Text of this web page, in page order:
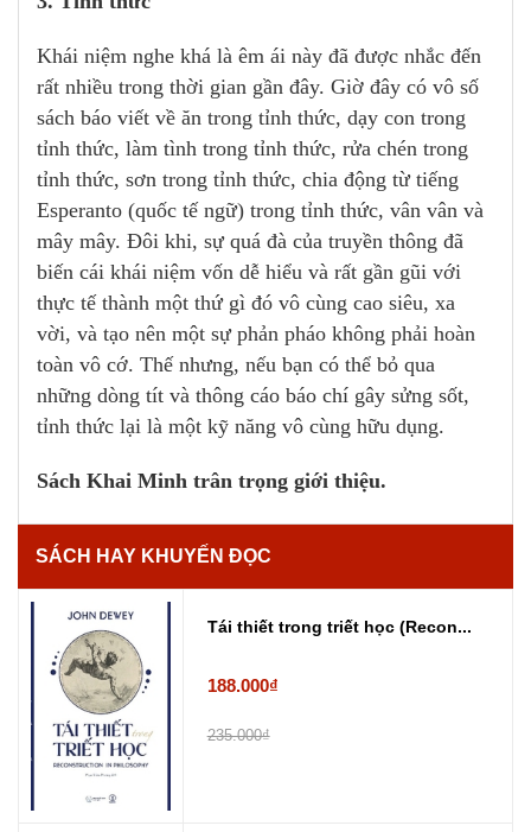
Khái niệm nghe khá là êm ái này đã được nhắc đến
rất nhiều trong thời gian gần đây. Giờ đây có vô số
sách báo viết về ăn trong tỉnh thức, dạy con trong
tỉnh thức, làm tình trong tỉnh thức, rửa chén trong
tỉnh thức, sơn trong tỉnh thức, chia động từ tiếng
Esperanto (quốc tế ngữ) trong tỉnh thức, vân vân và
mây mây. Đôi khi, sự quá đà của truyền thông đã
biến cái khái niệm vốn dễ hiểu và rất gần gũi với
thực tế thành một thứ gì đó vô cùng cao siêu, xa
vời, và tạo nên một sự phản pháo không phải hoàn
toàn vô cớ. Thế nhưng, nếu bạn có thể bỏ qua
những dòng tít và thông cáo báo chí gây sửng sốt,
tỉnh thức lại là một kỹ năng vô cùng hữu dụng.
Sách Khai Minh trân trọng giới thiệu.
SÁCH HAY KHUYẾN ĐỌC
Tái thiết trong triết học (Recon...
188.000₫
235.000₫